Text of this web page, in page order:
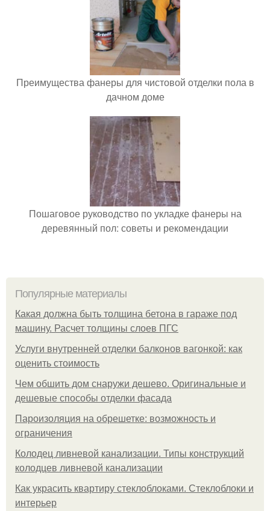
Преимущества фанеры для чистовой отделки пола в
дачном доме
Пошаговое руководство по укладке фанеры на
деревянный пол: советы и рекомендации
Популярные материалы
Какая должна быть толщина бетона в гараже под
машину. Расчет толщины слоев ПГС
Услуги внутренней отделки балконов вагонкой: как
оценить стоимость
Чем обшить дом снаружи дешево. Оригинальные и
дешевые способы отделки фасада
Пароизоляция на обрешетке: возможность и
ограничения
Колодец ливневой канализации. Типы конструкций
колодцев ливневой канализации
Как украсить квартиру стеклоблоками. Стеклоблоки и
интерьер